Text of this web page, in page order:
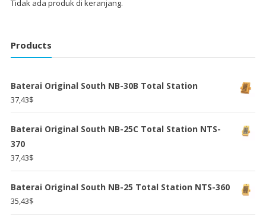
Tidak ada produk di keranjang.
Products
Baterai Original South NB-30B Total Station
37,43$
Baterai Original South NB-25C Total Station NTS-
370
37,43$
Baterai Original South NB-25 Total Station NTS-360
35,43$